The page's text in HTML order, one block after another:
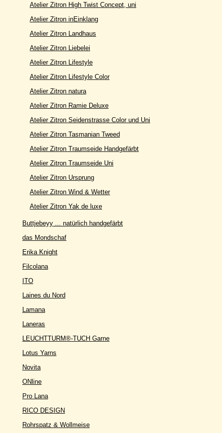
Atelier Zitron High Twist Concept, uni
Atelier Zitron inEinklang
Atelier Zitron Landhaus
Atelier Zitron Liebelei
Atelier Zitron Lifestyle
Atelier Zitron Lifestyle Color
Atelier Zitron natura
Atelier Zitron Ramie Deluxe
Atelier Zitron Seidenstrasse Color und Uni
Atelier Zitron Tasmanian Tweed
Atelier Zitron Traumseide Handgefärbt
Atelier Zitron Traumseide Uni
Atelier Zitron Ursprung
Atelier Zitron Wind & Wetter
Atelier Zitron Yak de luxe
Buttjebeyy ... natürlich handgefärbt
das Mondschaf
Erika Knight
Filcolana
ITO
Laines du Nord
Lamana
Laneras
LEUCHTTURM®-TUCH Garne
Lotus Yarns
Novita
ONline
Pro Lana
RICO DESIGN
Rohrspatz & Wollmeise